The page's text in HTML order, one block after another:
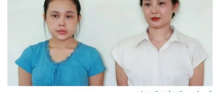
Tin nóng
Tư vấn luật
Quân sự - Quốc phòng
Vũ khí
Việt Nam